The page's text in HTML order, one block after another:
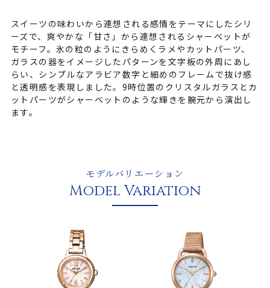
スイーツの味わいから連想される感情をテーマにしたシリ
ーズで、爽やかな「甘さ」から連想されるシャーベットが
モチーフ。氷の粒のようにきらめくラメやカットパーツ、
ガラスの器をイメージしたパターンを文字板の外周にあし
らい、シンプルなアラビア数字と細めのフレームで抜け感
と透明感を表現しました。9時位置のクリスタルガラスとカ
ットパーツがシャーベットのような輝きを腕元から演出し
ます。
モデルバリエーション
Model Variation